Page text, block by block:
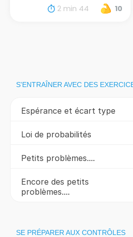
2 min 44 10
S'ENTRAÎNER AVEC DES
Espérance et écart type
Loi de probabilités
Petits problèmes....
Encore des petits
problèmes....
SE PRÉPARER AUX CONTRÔLES